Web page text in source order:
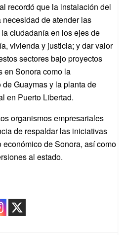
recordó que la instalación del
de atender las
ciudadanía en los ejes de
vivienda y justicia; y dar valor
sectores bajo proyectos
en Sonora como la
Guaymas y la planta de
en Puerto Libertad.
organismos empresariales
de respaldar las iniciativas
de Sonora, así como
al estado.